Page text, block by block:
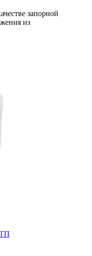
запорной
из